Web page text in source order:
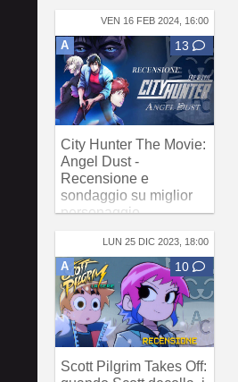
VEN 16 FEB 2024, 16:00
A 13
City Hunter The Movie:
Angel Dust -
Recensione e
sondaggio su miglior
personaggio
LUN 25 DIC 2023, 18:00
A 10
Scott Pilgrim Takes Off: